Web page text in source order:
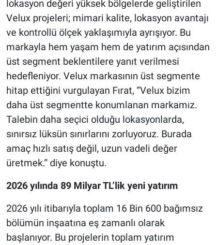
lokasyon değeri yüksek bölgelerde geliştirilen
Velux projeleri; mimari kalite, lokasyon avantajı
ve kontrollü ölçek yaklaşımıyla ayrışıyor. Bu
markayla hem yaşam hem de yatırım açısından
üst segment beklentilere yanıt verilmesi
hedefleniyor. Velux markasının üst segmente
hitap ettiğini vurgulayan Fırat, “Velux bizim
daha üst segmentte konumlanan markamız.
Talebin daha seçici olduğu lokasyonlarda,
sınırsız lüksün sınırlarını zorluyoruz. Burada
amaç hızlı satış değil, uzun vadeli değer
üretmek.” diye konuştu.
2026 yılında 89 Milyar TL’lik yeni yatırım
2026 yılı itibarıyla toplam 16 Bin 600 bağımsız
bölümün inşaatına eş zamanlı olarak
başlanıyor. Bu projelerin toplam yatırım